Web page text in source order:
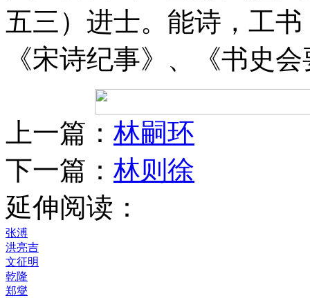
五三）进士。能诗，工
《宋诗纪事》、《书史
上一篇： 林嗣环
下一篇： 林则徐
延伸阅读：
张溥
洪亮吉
文征明
乾隆
郑燮